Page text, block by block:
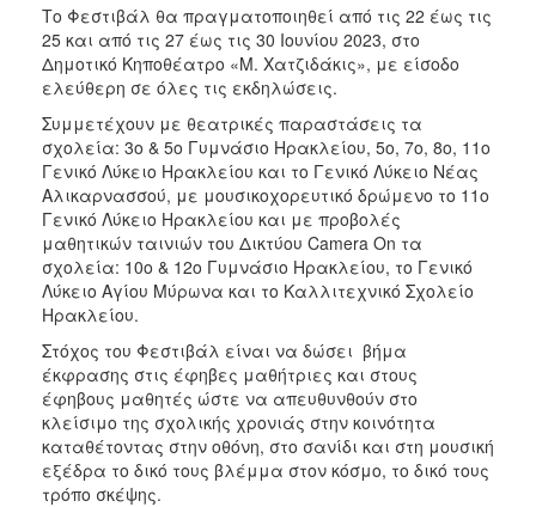
Το Φεστιβάλ θα πραγματοποιηθεί από τις 22 έως τις
25 και από τις 27 έως τις 30 Ιουνίου 2023, στο
Δημοτικό Κηποθέατρο «Μ. Χατζιδάκις», με είσοδο
ελεύθερη σε όλες τις εκδηλώσεις.
Συμμετέχουν με θεατρικές παραστάσεις τα
σχολεία: 3ο & 5ο Γυμνάσιο Ηρακλείου, 5ο, 7ο, 8ο, 11ο
Γενικό Λύκειο Ηρακλείου και το Γενικό Λύκειο Νέας
Αλικαρνασσού, με μουσικοχορευτικό δρώμενο το 11ο
Γενικό Λύκειο Ηρακλείου και με προβολές
μαθητικών ταινιών του Δικτύου Camera On τα
σχολεία: 10ο & 12ο Γυμνάσιο Ηρακλείου, το Γενικό
Λύκειο Αγίου Μύρωνα και το Καλλιτεχνικό Σχολείο
Ηρακλείου.
Στόχος του Φεστιβάλ είναι να δώσει βήμα
έκφρασης στις έφηβες μαθήτριες και στους
έφηβους μαθητές ώστε να απευθυνθούν στο
κλείσιμο της σχολικής χρονιάς στην κοινότητα
καταθέτοντας στην οθόνη, στο σανίδι και στη μουσική
εξέδρα το δικό τους βλέμμα στον κόσμο, το δικό τους
τρόπο σκέψης.